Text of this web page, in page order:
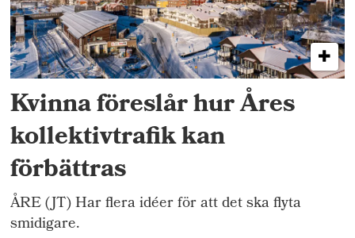
Kvinna föreslår hur Åres
kollektivtrafik kan
förbättras
ÅRE (JT) Har flera idéer för att det ska flyta
smidigare.